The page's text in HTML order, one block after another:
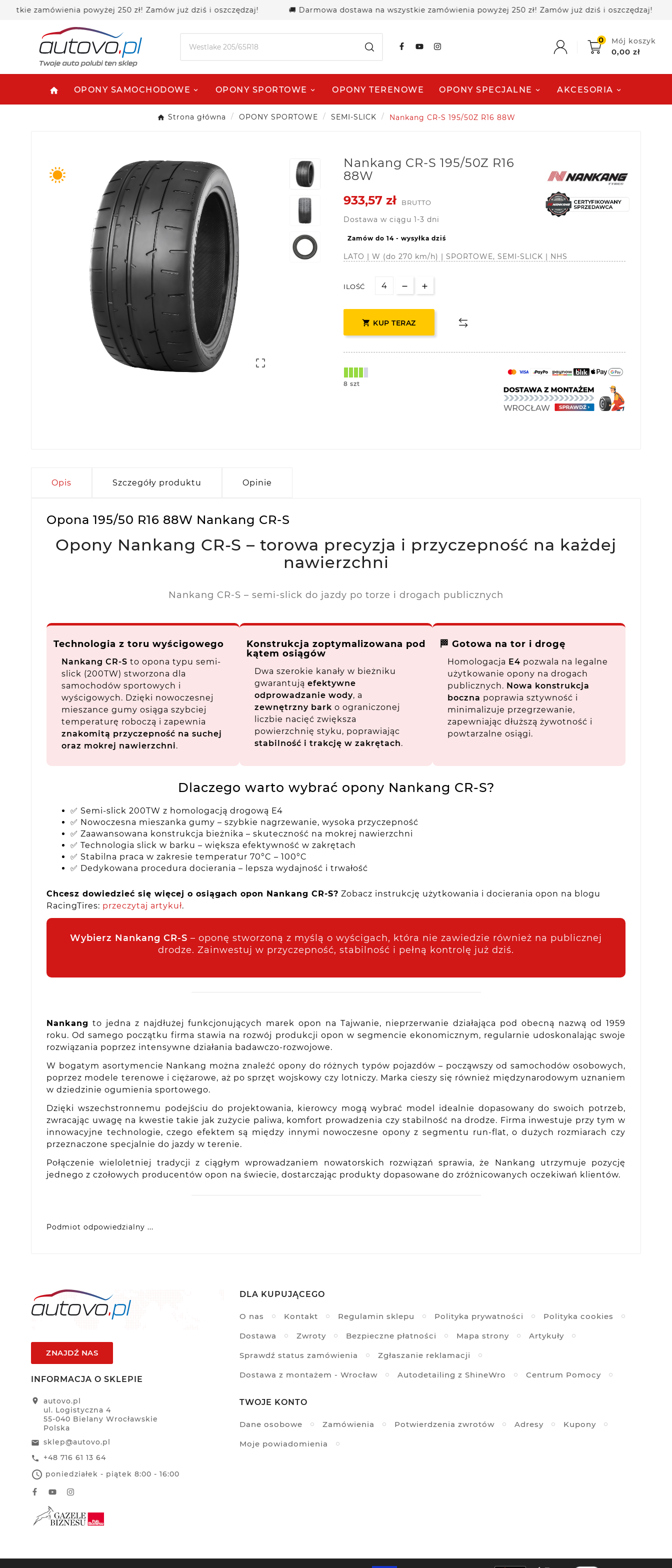
zamówienia powyżej 250 zł! Zamów już dziś i oszczędzaj! 🚚 Darmowa dostawa na wszystkie zamówienia powyżej 250 zł! Zamów już dziś i oszczędzaj!
0 Mój koszyk
0,00 zł
home OPONY SAMOCHODOWE OPONY SPORTOWE OPONY TERENOWE OPONY SPECJALNE AKCESORIA
Strona główna OPONY SPORTOWE SEMI-SLICK Nankang CR-S 195/50Z R16 88W

Nankang CR-S 195/50Z R16
88W
933,57 zł
BRUTTO
Dostawa w ciągu 1-3 dni
Zamów do 14 - wysyłka dziś
LATO | W (do 270 km/h) | SPORTOWE, SEMI-SLICK | NHS
ILOŚĆ
 KUP TERAZ
8 szt
Opis Szczegóły produktu Opinie
Opona 195/50 R16 88W Nankang CR-S
Opony Nankang CR-S – torowa precyzja i przyczepność na każdej
nawierzchni
Nankang CR-S – semi-slick do jazdy po torze i drogach publicznych
Technologia z toru wyścigowego
Nankang CR-S to opona typu semi-
slick (200TW) stworzona dla
samochodów sportowych i
wyścigowych. Dzięki nowoczesnej
mieszance gumy osiąga szybciej
temperaturę roboczą i zapewnia
znakomitą przyczepność na suchej
oraz mokrej nawierzchni.
Konstrukcja zoptymalizowana pod
kątem osiągów
Dwa szerokie kanały w bieżniku
gwarantują efektywne
odprowadzanie wody, a
zewnętrzny bark o ograniczonej
liczbie nacięć zwiększa
powierzchnię styku, poprawiając
stabilność i trakcję w zakrętach.
🏁 Gotowa na tor i drogę
Homologacja E4 pozwala na legalne
użytkowanie opony na drogach
publicznych. Nowa konstrukcja
boczna poprawia sztywność i
minimalizuje przegrzewanie,
zapewniając dłuższą żywotność i
powtarzalne osiągi.
Dlaczego warto wybrać opony Nankang CR-S?
✅ Semi-slick 200TW z homologacją drogową E4
✅ Nowoczesna mieszanka gumy – szybkie nagrzewanie, wysoka przyczepność
✅ Zaawansowana konstrukcja bieżnika – skuteczność na mokrej nawierzchni
✅ Technologia slick w barku – większa efektywność w zakrętach
✅ Stabilna praca w zakresie temperatur 70°C – 100°C
✅ Dedykowana procedura docierania – lepsza wydajność i trwałość
Chcesz dowiedzieć się więcej o osiągach opon Nankang CR-S? Zobacz instrukcję użytkowania i docierania opon na blogu
RacingTires: przeczytaj artykuł.
Wybierz Nankang CR-S – oponę stworzoną z myślą o wyścigach, która nie zawiedzie również na publicznej
drodze. Zainwestuj w przyczepność, stabilność i pełną kontrolę już dziś.
Nankang to jedna z najdłużej funkcjonujących marek opon na Tajwanie, nieprzerwanie działająca pod obecną nazwą od 1959
roku. Od samego początku firma stawia na rozwój produkcji opon w segmencie ekonomicznym, regularnie udoskonalając swoje
rozwiązania poprzez intensywne działania badawczo-rozwojowe.
W bogatym asortymencie Nankang można znaleźć opony do różnych typów pojazdów – począwszy od samochodów osobowych,
poprzez modele terenowe i ciężarowe, aż po sprzęt wojskowy czy lotniczy. Marka cieszy się również międzynarodowym uznaniem
w dziedzinie ogumienia sportowego.
Dzięki wszechstronnemu podejściu do projektowania, kierowcy mogą wybrać model idealnie dopasowany do swoich potrzeb,
zwracając uwagę na kwestie takie jak zużycie paliwa, komfort prowadzenia czy stabilność na drodze. Firma inwestuje przy tym w
innowacyjne technologie, czego efektem są między innymi nowoczesne opony z segmentu run-flat, o dużych rozmiarach czy
przeznaczone specjalnie do jazdy w terenie.
Połączenie wieloletniej tradycji z ciągłym wprowadzaniem nowatorskich rozwiązań sprawia, że Nankang utrzymuje pozycję
jednego z czołowych producentów opon na świecie, dostarczając produkty dopasowane do zróżnicowanych oczekiwań klientów.
Podmiot odpowiedzialny ...
ZNAJDŹ NAS
INFORMACJA O SKLEPIE
location_on
autovo.pl
ul. Logistyczna 4
55-040 Bielany Wrocławskie
Polska
email sklep@autovo.pl
call +48 716 61 13 64
access_time poniedziałek - piątek 8:00 - 16:00
DLA KUPUJĄCEGO
O nas Kontakt Regulamin sklepu Polityka prywatności Polityka cookies
Dostawa Zwroty Bezpieczne płatności Mapa strony Artykuły
Sprawdź status zamówienia Zgłaszanie reklamacji
Dostawa z montażem - Wrocław Autodetailing z ShineWro Centrum Pomocy
TWOJE KONTO
Dane osobowe Zamówienia Potwierdzenia zwrotów Adresy Kupony
Moje powiadomienia